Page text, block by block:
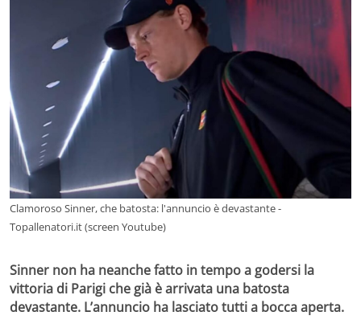
Clamoroso Sinner, che batosta: l'annuncio è devastante -
Topallenatori.it (screen Youtube)
Sinner non ha neanche fatto in tempo a godersi la
vittoria di Parigi che già è arrivata una batosta
devastante. L’annuncio ha lasciato tutti a bocca aperta.